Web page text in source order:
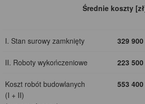
Średnie koszty
I. Stan surowy zamknięty 329 900
II. Roboty wykończeniowe 223 500
Koszt robót budowlanych
(I + II)
553 400